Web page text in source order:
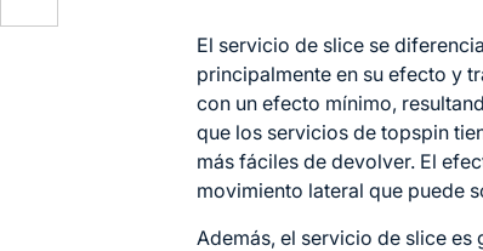
El servicio de slice se
principalmente en su efecto y
con un efecto mínimo,
que los servicios de topspin
más fáciles de devolver. El
movimiento lateral que puede
Además, el servicio de slice